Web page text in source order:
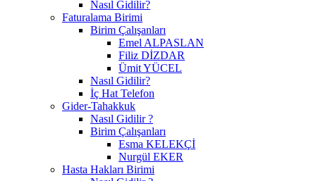
Nasıl Gidilir?
Faturalama Birimi
Birim Çalışanları
Emel ALPASLAN
Filiz DİZDAR
Ümit YÜCEL
Nasıl Gidilir?
İç Hat Telefon
Gider-Tahakkuk
Nasıl Gidilir ?
Birim Çalışanları
Esma KELEKÇİ
Nurgül EKER
Hasta Hakları Birimi